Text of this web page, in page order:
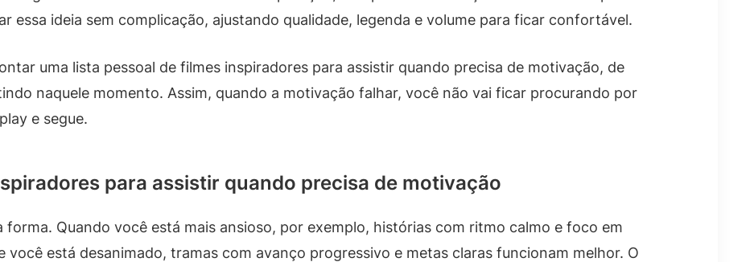
essa ideia sem complicação, ajustando qualidade, legenda e volume para ficar confortável.
uma lista pessoal de filmes inspiradores para assistir quando precisa de motivação, de
naquele momento. Assim, quando a motivação falhar, você não vai ficar procurando por
e segue.
para assistir quando precisa de motivação
forma. Quando você está mais ansioso, por exemplo, histórias com ritmo calmo e foco em
você está desanimado, tramas com avanço progressivo e metas claras funcionam melhor. O